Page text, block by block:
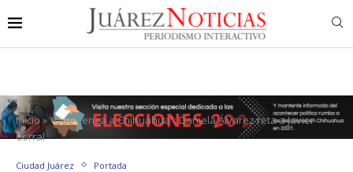
Inicio»“Que venga a Chihuahua”: Daniela Álvarez reta a Javier
Corral
Ciudad Juárez Portada